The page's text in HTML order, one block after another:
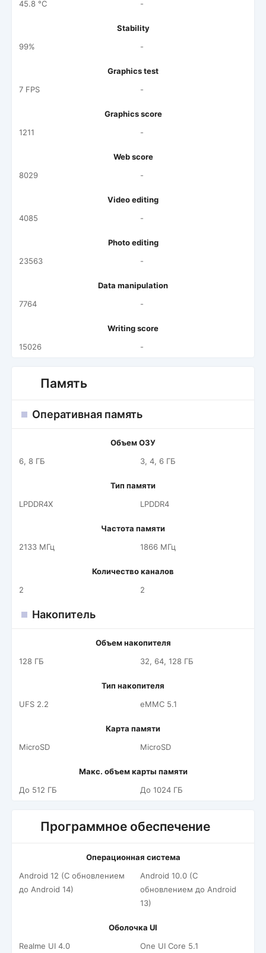
45.8 °C
-
Stability
99%
-
Graphics test
7 FPS
-
Graphics score
1211
-
Web score
8029
-
Video editing
4085
-
Photo editing
23563
-
Data manipulation
7764
-
Writing score
15026
-
Память
Оперативная память
Объем ОЗУ
6, 8 ГБ
3, 4, 6 ГБ
Тип памяти
LPDDR4X
LPDDR4
Частота памяти
2133 МГц
1866 МГц
Количество каналов
2
2
Накопитель
Объем накопителя
128 ГБ
32, 64, 128 ГБ
Тип накопителя
UFS 2.2
eMMC 5.1
Карта памяти
MicroSD
MicroSD
Макс. объем карты памяти
До 512 ГБ
До 1024 ГБ
Программное обеспечение
Операционная система
Android 12 (С обновлением
до Android 14)
Android 10.0 (С
обновлением до Android
13)
Оболочка UI
Realme UI 4.0
One UI Core 5.1